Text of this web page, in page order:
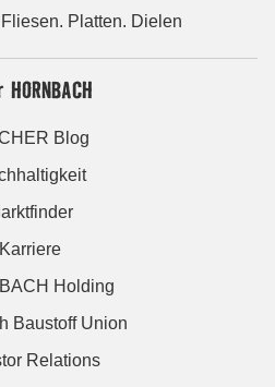
Platten. Dielen
Blog
Karriere
Holding
Baustoff Union
Relations